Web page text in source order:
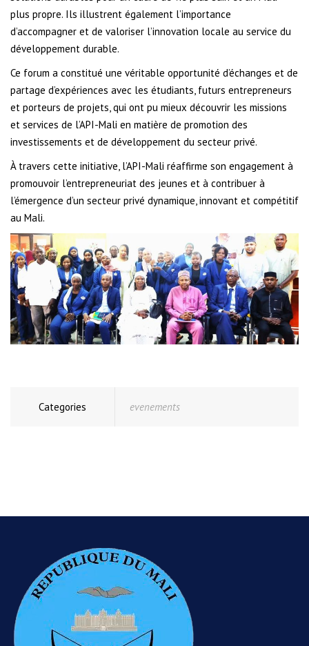
plus propre. Ils illustrent également l’importance
d’accompagner et de valoriser l’innovation locale au service du
développement durable.
Ce forum a constitué une véritable opportunité d’échanges et de
partage d’expériences avec les étudiants, futurs entrepreneurs
et porteurs de projets, qui ont pu mieux découvrir les missions
et services de l’API-Mali en matière de promotion des
investissements et de développement du secteur privé.
À travers cette initiative, l’API-Mali réaffirme son engagement à
promouvoir l’entrepreneuriat des jeunes et à contribuer à
l’émergence d’un secteur privé dynamique, innovant et compétitif
au Mali.
Categories evenements